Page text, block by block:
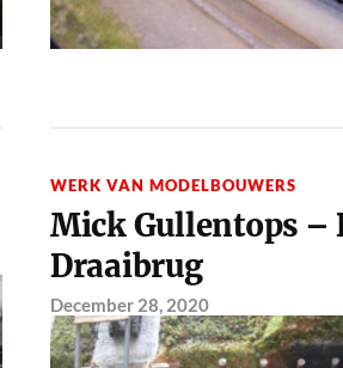
WERK VAN MODELBOUWERS
Mick Gullentops –
Draaibrug
December 28, 2020